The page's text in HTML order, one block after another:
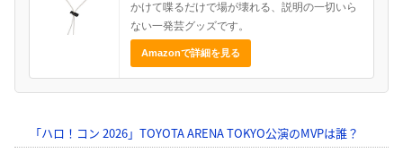
かけて喋るだけで場が壊れる、説明の一切いら
ない一発芸グッズです。
Amazonで詳細を見る